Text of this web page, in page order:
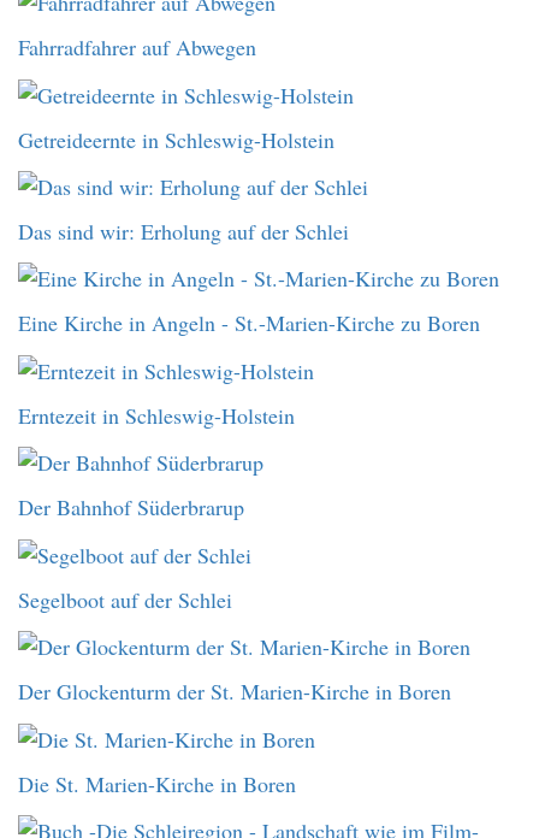
Fahrradfahrer auf Abwegen
Getreideernte in Schleswig-Holstein
Das sind wir: Erholung auf der Schlei
Eine Kirche in Angeln - St.-Marien-Kirche zu Boren
Erntezeit in Schleswig-Holstein
Der Bahnhof Süderbrarup
Segelboot auf der Schlei
Der Glockenturm der St. Marien-Kirche in Boren
Die St. Marien-Kirche in Boren